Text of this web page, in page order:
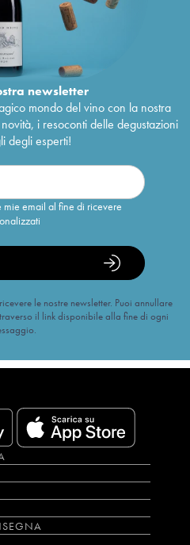
newsletter
mondo del vino con la nostra
i resoconti delle degustazioni
degli esperti!
email al fine di ricevere
le nostre newsletter. Puoi annullare
il link disponibile alla fine di ogni